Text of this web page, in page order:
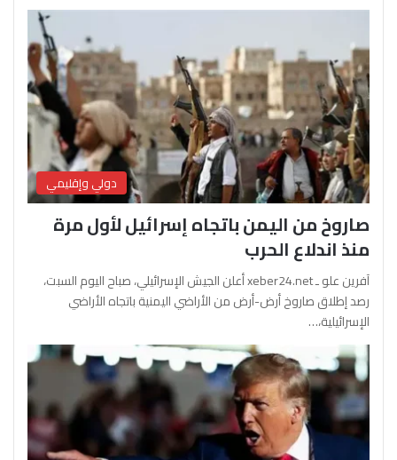
دولي وإقليمي
صاروخ من اليمن باتجاه إسرائيل لأول مرة
منذ اندلاع الحرب
آفرين علو ـ xeber24.net أعلن الجيش الإسرائيلي، صباح اليوم السبت،
رصد إطلاق صاروخ أرض-أرض من الأراضي اليمنية باتجاه الأراضي
الإسرائيلية،…